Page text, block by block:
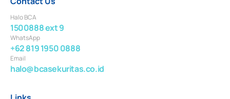
Halo BCA
1500888 ext 9
WhatsApp
+62 819 1950 0888
Email
halo@bcasekuritas.co.id